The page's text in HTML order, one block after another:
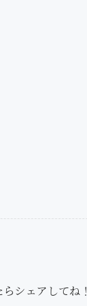
シェアしてね！